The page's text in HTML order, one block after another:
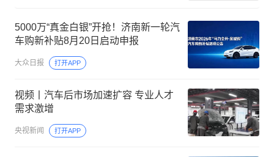
5000万“真金白银”开抢！济南新一轮汽
车购新补贴8月20日启动申报
大众日报 打开APP
视频丨汽车后市场加速扩容 专业人才
需求激增
央视新闻 打开APP